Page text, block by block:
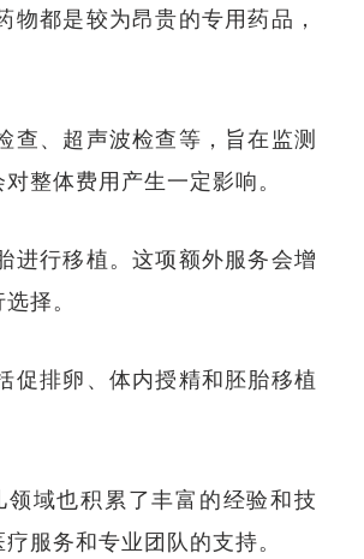
都是较为昂贵的专用药品，
查、超声波检查等，旨在监测
整体费用产生一定影响。
进行移植。这项额外服务会增
择。
促排卵、体内授精和胚胎移植
域也积累了丰富的经验和技
服务和专业团队的支持。